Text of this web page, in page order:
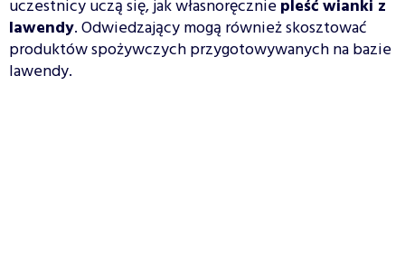
uczestnicy uczą się, jak własnoręczniepleść wianki z
lawendy. Odwiedzający mogą również skosztować
produktów spożywczych przygotowywanych na bazie
lawendy.